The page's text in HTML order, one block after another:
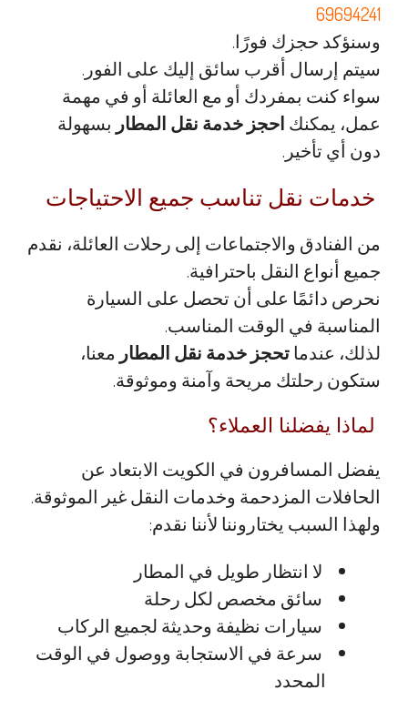
69694241
وسنؤكد حجزك فورًا.
سيتم إرسال أقرب سائق إليك على الفور.
سواء كنت بمفردك أو مع العائلة أو في مهمة
عمل، يمكنك احجز خدمة نقل المطار بسهولة
دون أي تأخير.
خدمات نقل تناسب جميع الاحتياجات
من الفنادق والاجتماعات إلى رحلات العائلة، نقدم
جميع أنواع النقل باحترافية.
نحرص دائمًا على أن تحصل على السيارة
المناسبة في الوقت المناسب.
لذلك، عندماتحجز خدمة نقل المطار معنا،
ستكون رحلتك مريحة وآمنة وموثوقة.
لماذا يفضلنا العملاء؟
يفضل المسافرون في الكويت الابتعاد عن
الحافلات المزدحمة وخدمات النقل غير الموثوقة.
ولهذا السبب يختاروننا لأننا نقدم:
لا انتظار طويل في المطار
سائق مخصص لكل رحلة
سيارات نظيفة وحديثة لجميع الركاب
سرعة في الاستجابة ووصول في الوقت
المحدد